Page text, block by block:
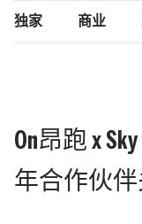
独家 商业
On昂跑 x
年合作伙伴